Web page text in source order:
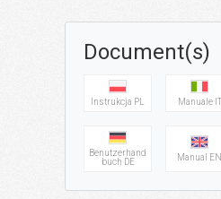
Document(s)
Instrukcja PL Manuale IT
Benutzerhand
buch DE
Manual EN